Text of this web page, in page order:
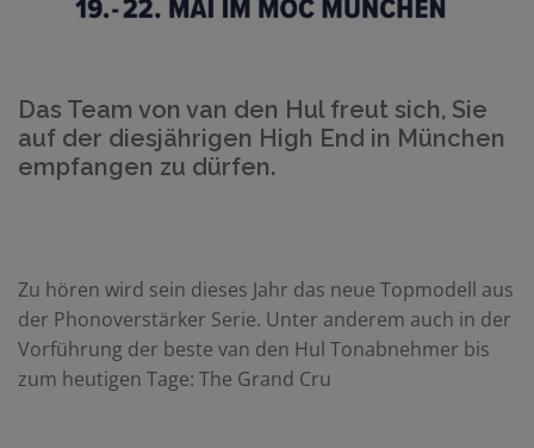
Das Team von van den Hul freut sich, Sie
auf der diesjährigen High End in München
empfangen zu dürfen.
Zu hören wird sein dieses Jahr das neue Topmodell aus
der Phonoverstärker Serie. Unter anderem auch in der
Vorführung der beste van den Hul Tonabnehmer bis
zum heutigen Tage: The Grand Cru